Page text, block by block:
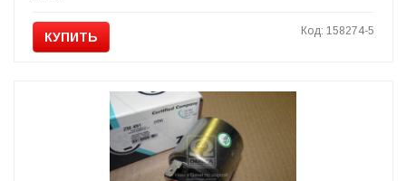
КУПИТЬ Код: 158274-5